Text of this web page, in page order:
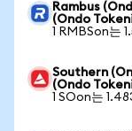
Rambus
(Ondo
1 RMBSon는
Southern
(Ondo
1 SOon는